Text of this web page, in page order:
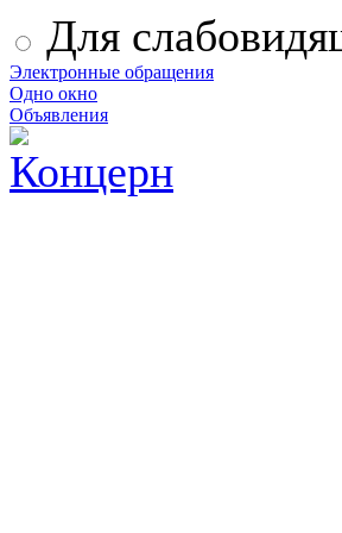
Для
Электронные обращения
Одно окно
Объявления